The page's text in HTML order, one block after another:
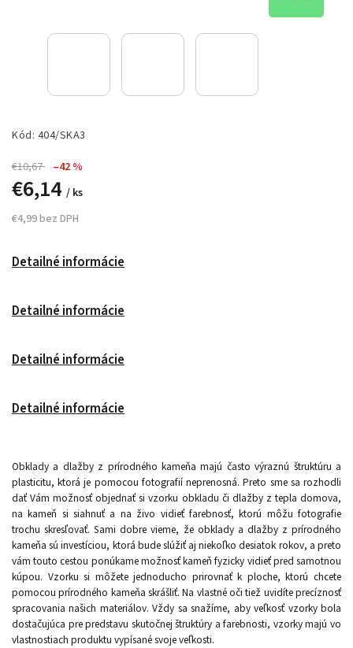
Kód: 404/SKA3
€10,67
–42 %
€6,14 / ks
€4,99 bez DPH
Detailné informácie
Detailné informácie
Detailné informácie
Detailné informácie
Obklady a dlažby z prírodného kameňa majú často výraznú štruktúru a
plasticitu, ktorá je pomocou fotografií neprenosná. Preto sme sa rozhodli
dať Vám možnosť objednať si vzorku obkladu či dlažby z tepla domova,
na kameň si siahnuť a na živo vidieť farebnosť, ktorú môžu fotografie
trochu skresľovať. Sami dobre vieme, že obklady a dlažby z prírodného
kameňa sú investíciou, ktorá bude slúžiť aj niekoľko desiatok rokov, a preto
vám touto cestou ponúkame možnosť kameň fyzicky vidieť pred samotnou
kúpou. Vzorku si môžete jednoducho prirovnať k ploche, ktorú chcete
pomocou prírodného kameňa skrášliť. Na vlastné oči tiež uvidíte precíznosť
spracovania našich materiálov. Vždy sa snažíme, aby veľkosť vzorky bola
dostačujúca pre predstavu skutočnej štruktúry a farebnosti, vzorky majú vo
vlastnostiach produktu vypísané svoje veľkosti.